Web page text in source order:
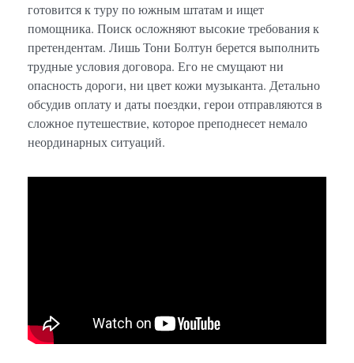
готовится к туру по южным штатам и ищет
помощника. Поиск осложняют высокие требования к
претендентам. Лишь Тони Болтун берется выполнить
трудные условия договора. Его не смущают ни
опасность дороги, ни цвет кожи музыканта. Детально
обсудив оплату и даты поездки, герои отправляются в
сложное путешествие, которое преподнесет немало
неординарных ситуаций.